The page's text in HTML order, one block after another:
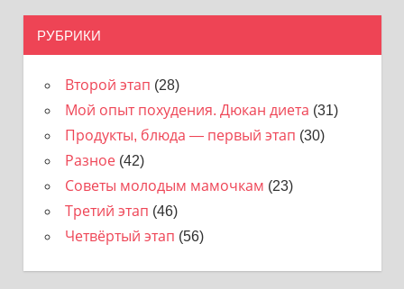
РУБРИКИ
Второй этап (28)
Мой опыт похудения. Дюкан диета (31)
Продукты, блюда — первый этап (30)
Разное(42)
Советы молодым мамочкам (23)
Третий этап (46)
Четвёртый этап (56)